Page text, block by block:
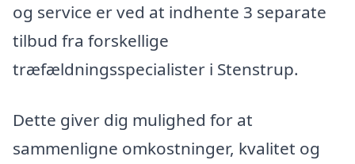
og service er ved at indhente 3 separate
tilbud fra forskellige
træfældningsspecialister i Stenstrup.
Dette giver dig mulighed for at
sammenligne omkostninger, kvalitet og